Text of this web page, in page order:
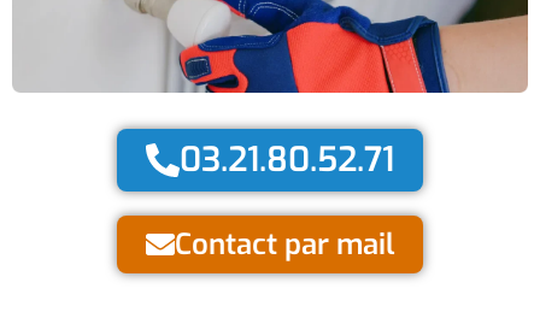
03.21.80.52.71
Contact par mail